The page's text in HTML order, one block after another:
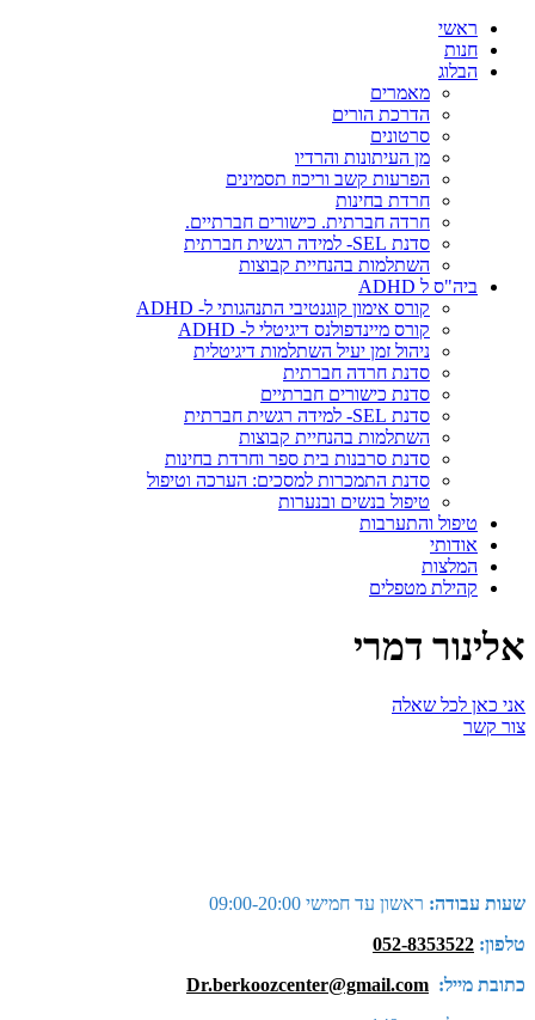
ראשי
חנות
הבלוג
מאמרים
הדרכת הורים
סרטונים
מן העיתונות והרדיו
הפרעות קשב וריכוז תסמינים
חרדת בחינות
חרדה חברתית. כישורים חברתיים.
סדנת SEL- למידה רגשית חברתית
השתלמות בהנחיית קבוצות
ביה"ס ל ADHD
קורס אימון קוגנטיבי התנהגותי ל- ADHD
קורס מיינדפולנס דיגיטלי ל- ADHD
ניהול זמן יעיל השתלמות דיגיטלית
סדנת חרדה חברתית
סדנת כישורים חברתיים
סדנת SEL- למידה רגשית חברתית
השתלמות בהנחיית קבוצות
סדנת סרבנות בית ספר וחרדת בחינות
סדנת התמכרות למסכים: הערכה וטיפול
טיפול בנשים ובנערות
טיפול והתערבות
אודותי
המלצות
קהילת מטפלים
אלינור דמרי
אני כאן לכל שאלה
צור קשר
שעות עבודה: ראשון עד חמישי 09:00-20:00
טלפון: 052-8353522
כתובת מייל: Dr.berkoozcenter@gmail.com